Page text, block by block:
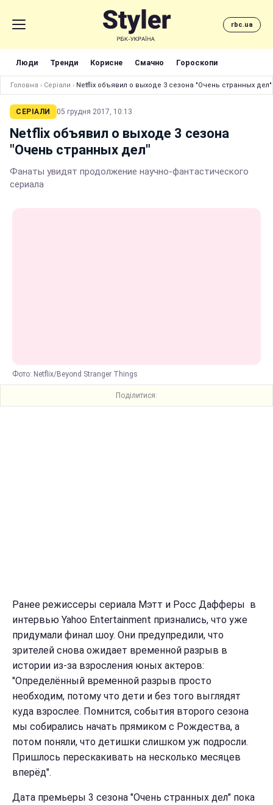
rbc.ua
Люди Тренди Корисне Смачно Гороскопи
Головна › Серіали › Netflix объявил о выходе 3 сезона "Очень странных дел"
СЕРІАЛИ 05 грудня 2017, 10:13
Netflix объявил о выходе 3 сезона
"Очень странных дел"
Фанаты увидят продолжение научно-фантастического
сериала
Фото: Netflix/Beyond Stranger Things
Поділитися:
Ранее режиссеры сериала Мэтт и Росс Дафферы в
интервью Yahoo Entertainment признались, что уже
придумали финал шоу. Они предупредили, что
зрителей снова ожидает временной разрыв в
истории из-за взросления юных актеров:
"Определённый временной разрыв просто
необходим, потому что дети и без того выглядят
куда взрослее. Помнится, события второго сезона
мы собирались начать прямиком с Рождества, а
потом поняли, что детишки слишком уж подросли.
Пришлось перескакивать на несколько месяцев
вперёд".
Дата премьеры 3 сезона "Очень странных дел" пока